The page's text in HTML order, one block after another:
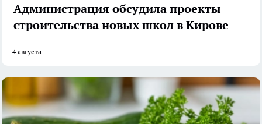
Администрация обсудила проекты
строительства новых школ в Кирове
4 августа